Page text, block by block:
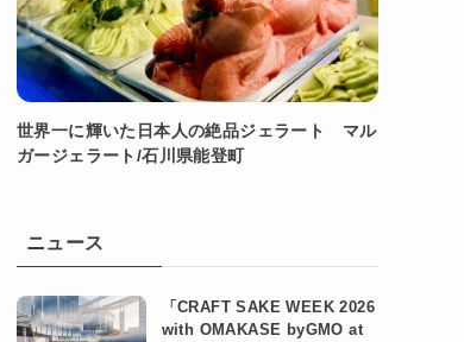
世界一に輝いた日本人の絶品ジェラート マル
ガージェラート/石川県能登町
ニュース
「CRAFT SAKE WEEK 2026
with OMAKASE byGMO at